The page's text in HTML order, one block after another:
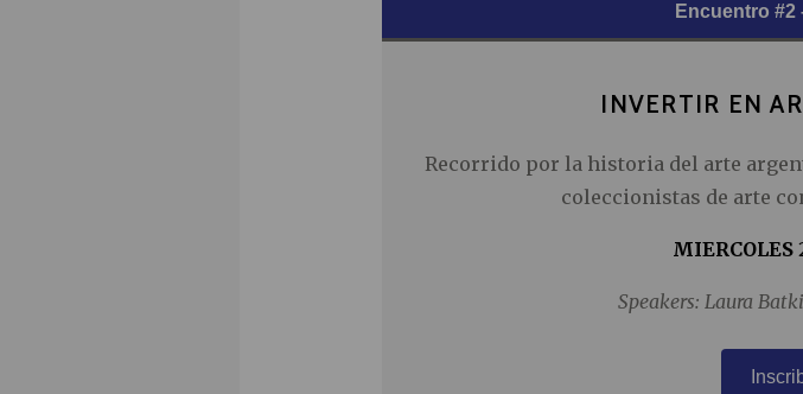
Encuentro #2
INVERTIR EN
Recorrido por la historia del arte
coleccionistas de arte
MIERCOLES
Speakers: Laura